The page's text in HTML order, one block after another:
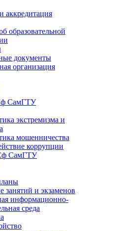
аккредитация
образовательной
документы
организация
СамГТУ
экстремизма и
мошенничества
коррупции
СамГТУ
занятий и экзаменов
информационно-
среда